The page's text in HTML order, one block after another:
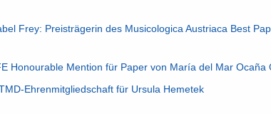
Frey: Preisträgerin des Musicologica Austriaca Best
Honourable Mention für Paper von María del Mar Ocaña
Ehrenmitgliedschaft für Ursula Hemetek